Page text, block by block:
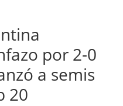
por 2-0
a semis
20